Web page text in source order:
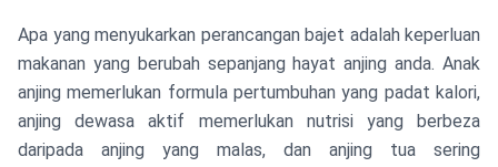
boleh
Apa yang menyukarkan perancangan bajet adalah keperluan
makanan yang berubah sepanjang hayat anjing anda. Anak
anjing memerlukan formula pertumbuhan yang padat kalori,
anjing dewasa aktif memerlukan nutrisi yang berbeza
daripada anjing yang malas, dan anjing tua sering